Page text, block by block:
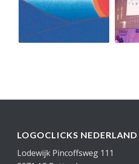
LOGOCLICKS NEDERLAND
Lodewijk Pincoffsweg 111